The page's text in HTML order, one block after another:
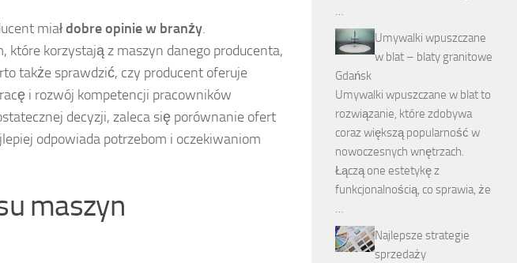
miałdobre opinie w branży.
korzystają z maszyn danego producenta,
także sprawdzić, czy producent oferuje
i rozwój kompetencji pracowników
decyzji, zaleca się porównanie ofert
odpowiada potrzebom i oczekiwaniom
maszyn
…
Umywalki wpuszczane
w blat – blaty granitowe
Gdańsk
Umywalki wpuszczane w blat to
rozwiązanie, które zdobywa
coraz większą popularność w
nowoczesnych wnętrzach.
Łączą one estetykę z
funkcjonalnością, co sprawia, że
…
Najlepsze strategie
sprzedaży